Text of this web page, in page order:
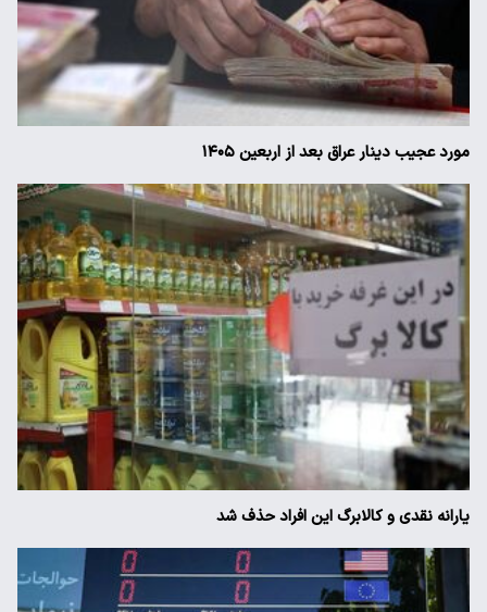
مورد عجیب دینار عراق بعد از اربعین ۱۴۰۵
یارانه نقدی و کالابرگ این افراد حذف شد